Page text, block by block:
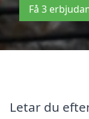
Få 3
Letar du